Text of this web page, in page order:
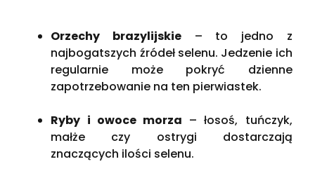
Orzechy brazylijskie – to jedno z
najbogatszych źródeł selenu. Jedzenie ich
regularnie może pokryć dzienne
zapotrzebowanie na ten pierwiastek​.
Ryby i owoce morza – łosoś, tuńczyk,
małże czy ostrygi dostarczają
znaczących ilości selenu​.